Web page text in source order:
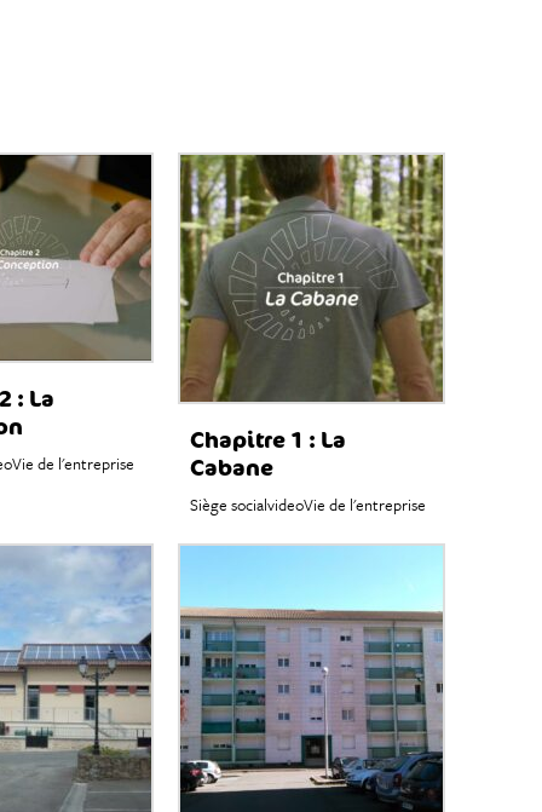
: La
Vie de l'entreprise
Chapitre 1 : La
Cabane
Siège socialvideoVie de l'entreprise